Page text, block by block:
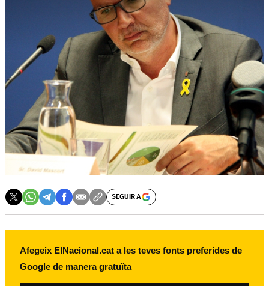
SEGUIR A
Afegeix ElNacional.cat a les teves fonts preferides de
Google de manera gratuïta